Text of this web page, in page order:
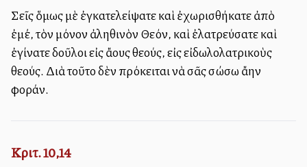
Σεῖς ὅμως μὲ ἐγκατελείψατε καὶ ἐχωρισθήκατε ἀπὸ
ἐμέ, τὸν μόνον ἀληθινὸν Θεόν, καὶ ἐλατρεύσατε καὶ
ἐγίνατε δοῦλοι εἰς ἄλλους θεούς, εἰς εἰδωλολατρικοὺς
θεούς. Διὰ τοῦτο δὲν πρόκειται νὰ σᾶς σώσω ἄλλην
φοράν.
Κριτ. 10,14